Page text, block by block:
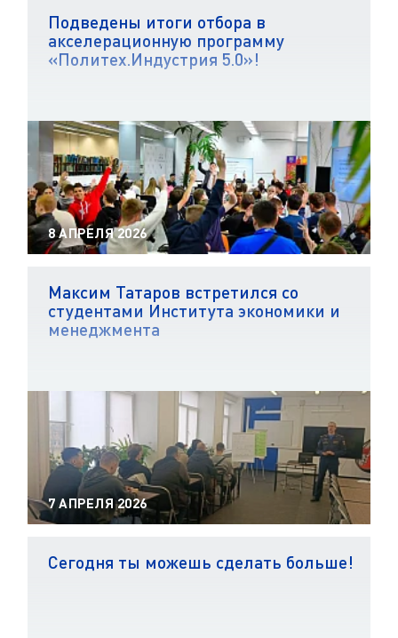
Подведены итоги отбора в
акселерационную программу
«Политех.Индустрия 5.0»!
8 АПРЕЛЯ 2026
Максим Татаров встретился со
студентами Института экономики и
менеджмента
7 АПРЕЛЯ 2026
Сегодня ты можешь сделать больше!